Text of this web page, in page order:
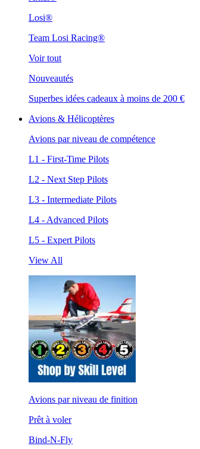
Losi®
Team Losi Racing®
Voir tout
Nouveautés
Superbes idées cadeaux à moins de 200 €
Avions & Hélicoptères
Avions par niveau de compétence
L1 - First-Time Pilots
L2 - Next Step Pilots
L3 - Intermediate Pilots
L4 - Advanced Pilots
L5 - Expert Pilots
View All
Avions par niveau de finition
Prêt à voler
Bind-N-Fly